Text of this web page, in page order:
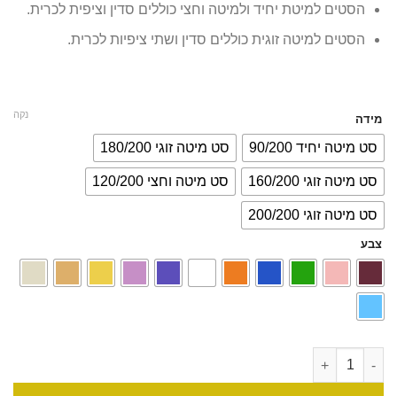
הסטים למיטת יחיד ולמיטה וחצי כוללים סדין וציפית לכרית.
הסטים למיטה זוגית כוללים סדין ושתי ציפיות לכרית.
מידה
סט מיטה יחיד 90/200 סט מיטה זוגי 180/200
סט מיטה זוגי 160/200 סט מיטה וחצי 120/200
סט מיטה זוגי 200/200
צבע
נקה